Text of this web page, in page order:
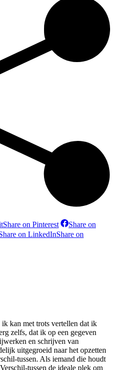
Share on Pinterest
Share on
on LinkedInShare on
kan met trots vertellen dat ik
zelfs, dat ik op een gegeven
en schrijven van
uitgegroeid naar het opzetten
tussen. Als iemand die houdt
tussen de ideale plek om